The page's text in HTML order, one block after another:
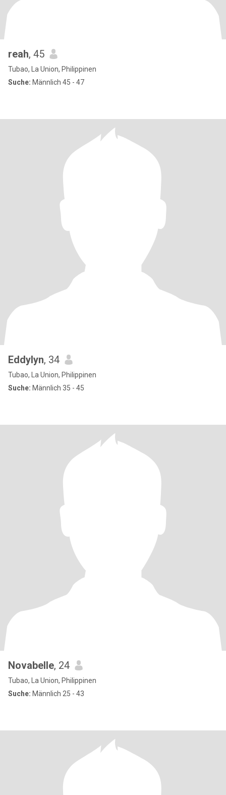
reah, 45
Tubao, La Union, Philippinen
Suche: Männlich 45 - 47
Eddylyn, 34
Tubao, La Union, Philippinen
Suche: Männlich 35 - 45
Novabelle, 24
Tubao, La Union, Philippinen
Suche: Männlich 25 - 43